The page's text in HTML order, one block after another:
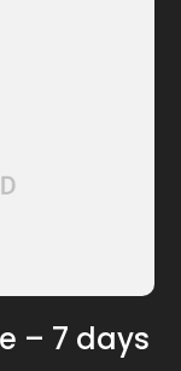
– 7 days